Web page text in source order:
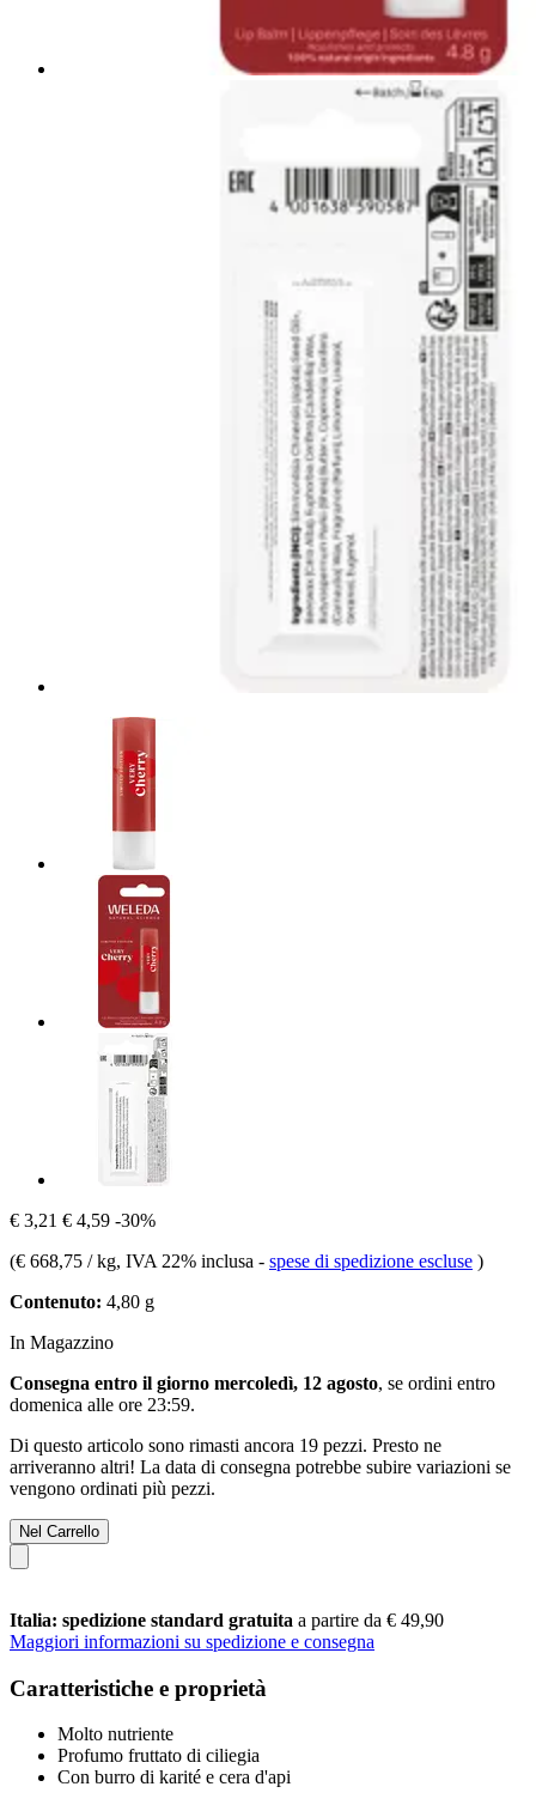
€ 3,21 € 4,59 -30%
(€ 668,75 / kg, IVA 22% inclusa - spese di spedizione escluse )
Contenuto: 4,80 g
In Magazzino
Consegna entro il giorno mercoledì, 12 agosto, se ordini entro
domenica alle ore 23:59.
Di questo articolo sono rimasti ancora 19 pezzi. Presto ne
arriveranno altri! La data di consegna potrebbe subire variazioni se
vengono ordinati più pezzi.
Nel Carrello
Italia: spedizione standard gratuita a partire da € 49,90
Maggiori informazioni su spedizione e consegna
Caratteristiche e proprietà
Molto nutriente
Profumo fruttato di ciliegia
Con burro di karité e cera d'api